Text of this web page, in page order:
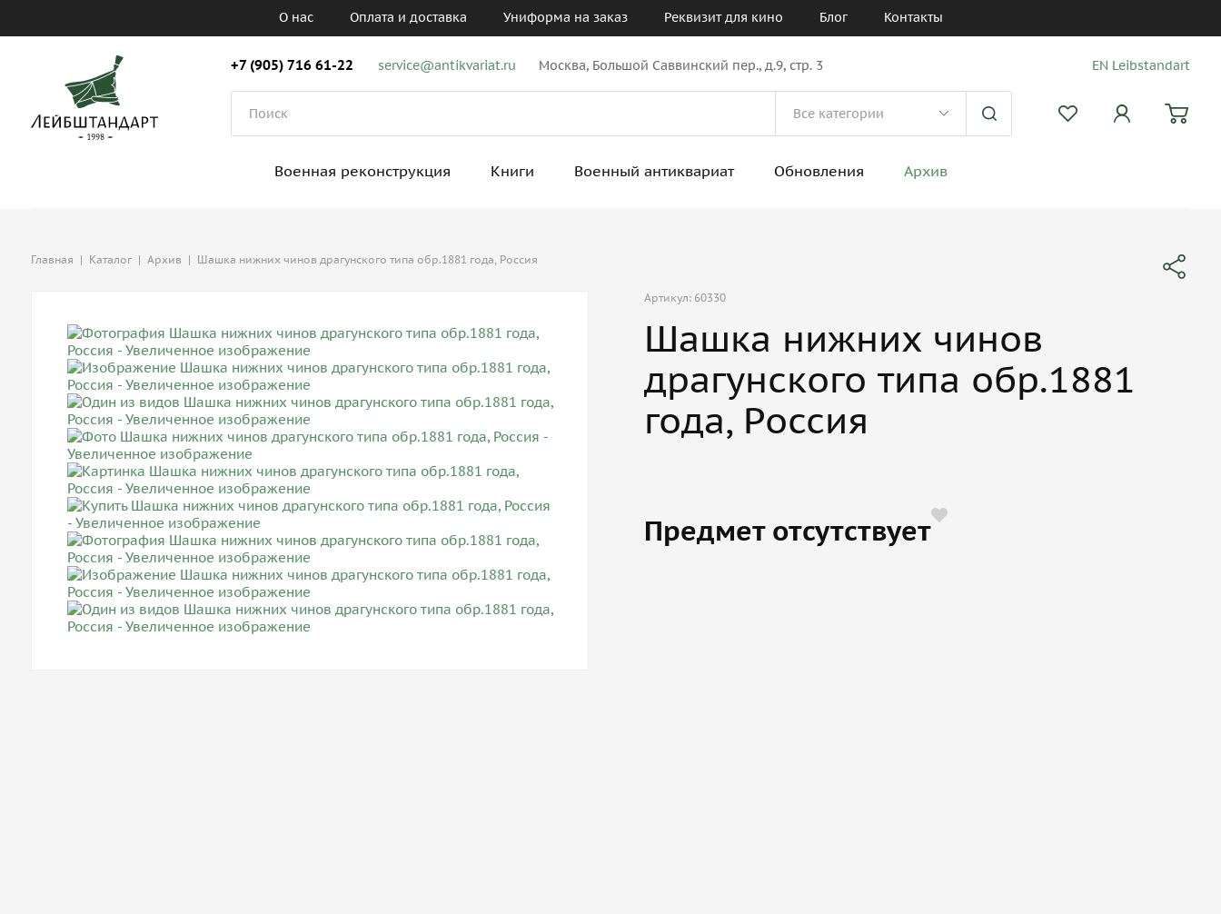
О нас Оплата и доставка Униформа на заказ Реквизит для кино Блог Контакты
+7 (905) 716 61-22 service@antikvariat.ru Москва, Большой Саввинский пер., д.9, стр. 3 EN Leibstandart
Военная реконструкция Книги Военный антиквариат Обновления Архив
Главная | Каталог | Архив | Шашка нижних чинов драгунского типа обр.1881 года, Россия
Артикул: 60330
Шашка нижних чинов
драгунского типа обр.1881
года, Россия
Предмет отсутствует